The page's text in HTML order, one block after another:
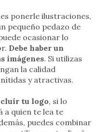
ponerle ilustraciones,
pequeño pedazo de
ocasionar lo
Debe haber un
imágenes. Si utilizas
la calidad
y atractivas.
tu logo, si lo
a quien te lea te
puedes combinar